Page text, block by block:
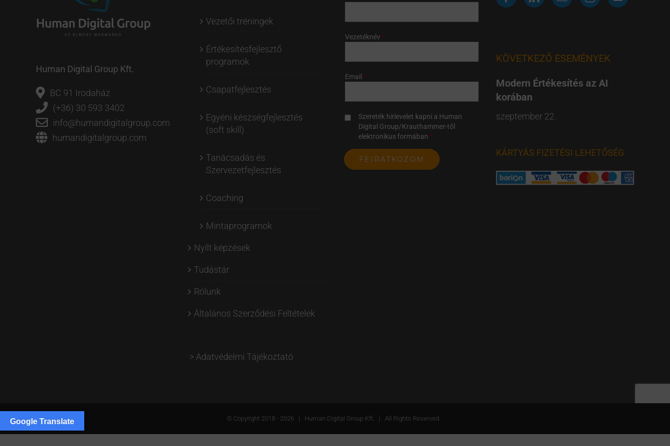
Human Digital Group Kft.
BC 91 Irodaház
(+36) 30 593 3402
info@humandigitalgroup.com
humandigitalgroup.com
Vezetői tréningek
Értékesítésfejlesztő
programok
Csapatfejlesztés
Egyéni készségfejlesztés
(soft skill)
Tanácsadás és
Szervezetfejlesztés
Coaching
Mintaprogramok
Nyílt képzések
Tudástár
Rólunk
Általános Szerződési Feltételek
> Adatvédelmi Tájékoztató
Vezetéknév
Email
Szereték hírlevelet kapni a Human
Digital Group/Krauthammer-től
elektronikus formában
KÖVETKEZŐ ESEMÉNYEK
Modern Értékesítés az AI
korában
szeptember 22.
KÁRTYÁS FIZETÉSI LEHETŐSÉG
© Copyright 2018 - 2026 | Human Digital Group Kft. | All Rights Reserved
Google Translate